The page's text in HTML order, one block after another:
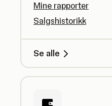
Mine rapporter
Salgshistorikk
Se alle